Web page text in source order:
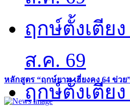
หลักสูตร “ฤกษ์ยาม เฮี่ยงคง 64 ข่วย
ฤกษ์ตั้งเตีย
ส.ค. 69
ฤกษ์ตั้งเตีย